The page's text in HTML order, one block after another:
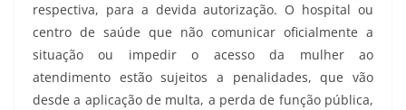
respectiva, para a devida autorização. O hospital ou
centro de saúde que não comunicar oficialmente a
situação ou impedir o acesso da mulher ao
atendimento estão sujeitos a penalidades, que vão
desde a aplicação de multa, a perda de função pública,